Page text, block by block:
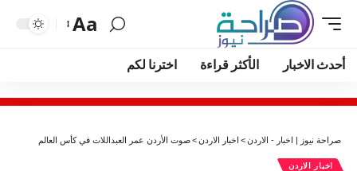
Aa
أحدث الاخبار الأكثر قراءة اخترنا لكم
صراحة نيوز | اخبار - الاردن> اخبار الاردن>صوت الأردن عمر العبداللات في كأس العالم
اخبار الاردن